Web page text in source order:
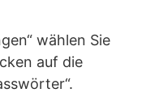
wählen Sie
auf die